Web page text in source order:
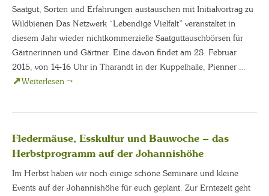
Saatgut, Sorten und Erfahrungen austauschen mit Initialvortrag zu
Wildbienen Das Netzwerk “Lebendige Vielfalt” veranstaltet in
diesem Jahr wieder nichtkommerzielle Saatguttauschbörsen für
Gärtnerinnen und Gärtner. Eine davon findet am 28. Februar
2015, von 14-16 Uhr in Tharandt in der Kuppelhalle, Pienner …
Weiterlesen →
Fledermäuse, Esskultur und Bauwoche – das
Herbstprogramm auf der Johannishöhe
Im Herbst haben wir noch einige schöne Seminare und kleine
Events auf der Johannishöhe für euch geplant. Zur Erntezeit geht